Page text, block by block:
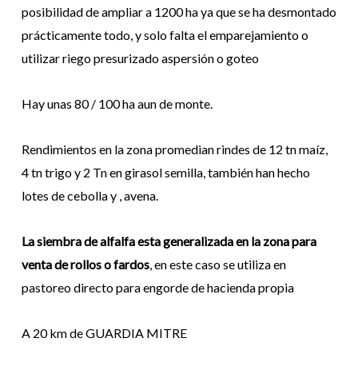
posibilidad de ampliar a 1200 ha ya que se ha desmontado
prácticamente todo, y solo falta el emparejamiento o
utilizar riego presurizado aspersión o goteo
Hay unas 80 / 100 ha aun de monte.
Rendimientos en la zona promedian rindes de 12 tn maíz,
4 tn trigo y 2 Tn en girasol semilla, también han hecho
lotes de cebolla y , avena.
La siembra de alfalfa esta generalizada en la zona para
venta de rollos o fardos, en este caso se utiliza en
pastoreo directo para engorde de hacienda propia
A 20 km de GUARDIA MITRE